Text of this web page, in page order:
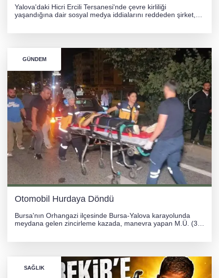
Yalova'daki Hicri Ercili Tersanesi'nde çevre kirliliği
yaşandığına dair sosyal medya iddialarını reddeden şirket,
GÜNDEM
Otomobil Hurdaya Döndü
Bursa'nın Orhangazi ilçesinde Bursa-Yalova karayolunda
meydana gelen zincirleme kazada, manevra yapan M.Ü. (35)
SAĞLIK